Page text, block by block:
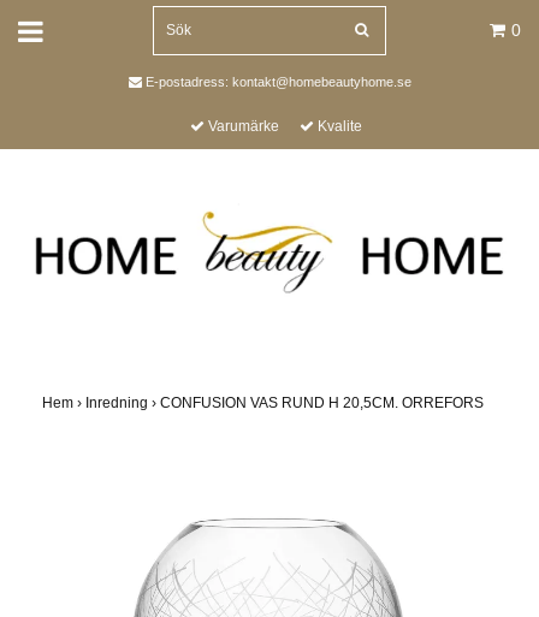
0
E-postadress: kontakt@homebeautyhome.se
Varumärke Kvalite
Hem › Inredning › CONFUSION VAS RUND H 20,5CM. ORREFORS